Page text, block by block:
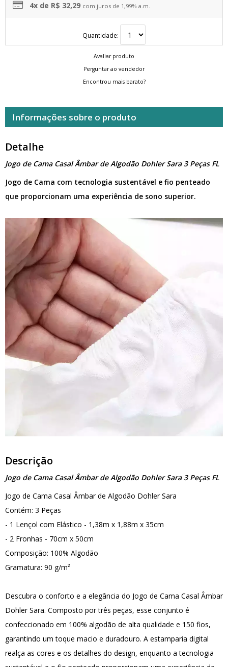
4x de R$ 32,29 com juros de 1,99% a.m.
Quantidade:
Avaliar produto
Perguntar ao vendedor
Encontrou mais barato?
Informações sobre o produto
Detalhe
Jogo de Cama Casal Âmbar de Algodão Dohler Sara 3 Peças FL
Jogo de Cama com tecnologia sustentável e fio penteado
que proporcionam uma experiência de sono superior.
Descrição
Jogo de Cama Casal Âmbar de Algodão Dohler Sara 3 Peças FL
Jogo de Cama Casal Âmbar de Algodão Dohler Sara
Contém: 3 Peças
- 1 Lençol com Elástico - 1,38m x 1,88m x 35cm
- 2 Fronhas - 70cm x 50cm
Composição: 100% Algodão
Gramatura: 90 g/m²
Descubra o conforto e a elegância do Jogo de Cama Casal Âmbar
Dohler Sara. Composto por três peças, esse conjunto é
confeccionado em 100% algodão de alta qualidade e 150 fios,
garantindo um toque macio e duradouro. A estamparia digital
realça as cores e os detalhes do design, enquanto a tecnologia